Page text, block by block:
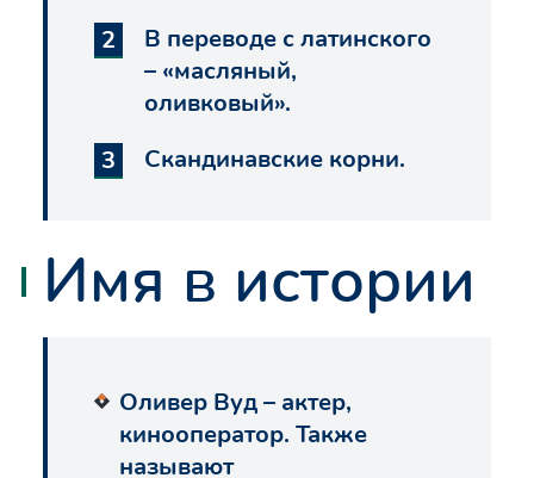
В переводе с латинского
– «масляный,
оливковый».
Скандинавские корни.
Имя в истории
Оливер Вуд – актер,
кинооператор. Также
называют